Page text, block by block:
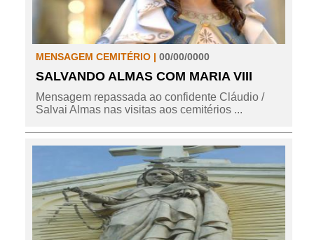
MENSAGEM CEMITÉRIO | 00/00/0000
SALVANDO ALMAS COM MARIA VIII
Mensagem repassada ao confidente Cláudio /
Salvai Almas nas visitas aos cemitérios ...